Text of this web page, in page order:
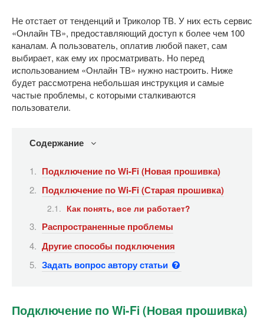
Не отстает от тенденций и Триколор ТВ. У них есть сервис
«Онлайн ТВ», предоставляющий доступ к более чем 100
каналам. А пользователь, оплатив любой пакет, сам
выбирает, как ему их просматривать. Но перед
использованием «Онлайн ТВ» нужно настроить. Ниже
будет рассмотрена небольшая инструкция и самые
частые проблемы, с которыми сталкиваются
пользователи.
Содержание
Подключение по Wi-Fi (Новая прошивка)
Подключение по Wi-Fi (Старая прошивка)
Как понять, все ли работает?
Распространенные проблемы
Другие способы подключения
Задать вопрос автору статьи
Подключение по Wi-Fi (Новая прошивка)